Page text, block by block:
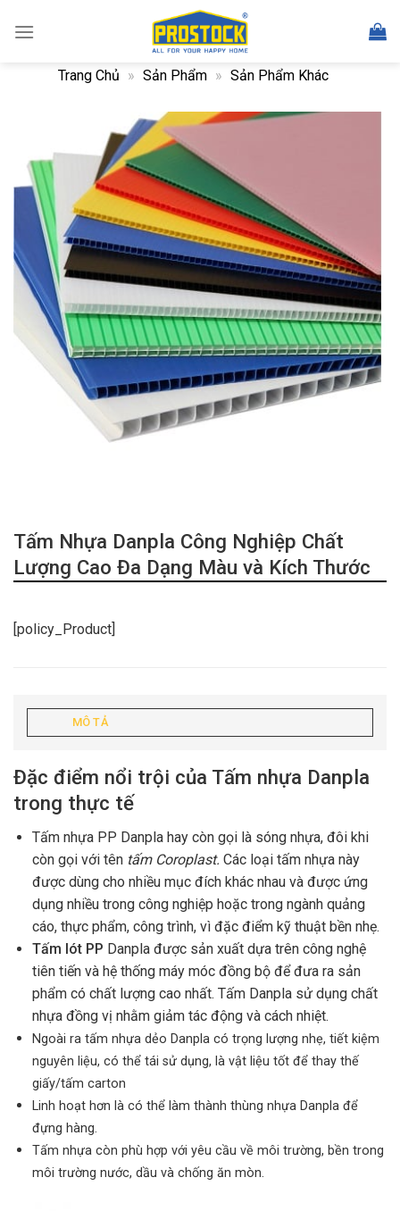
Trang Chủ » Sản Phẩm » Sản Phẩm Khác
Tấm Nhựa Danpla Công Nghiệp Chất
Lượng Cao Đa Dạng Màu và Kích Thước
[policy_Product]
MÔ TẢ
Đặc điểm nổi trội của Tấm nhựa Danpla
trong thực tế
Tấm nhựa PP Danpla hay còn gọi là sóng nhựa, đôi khi
còn gọi với tên tấm Coroplast. Các loại tấm nhựa này
được dùng cho nhiều mục đích khác nhau và được ứng
dụng nhiều trong công nghiệp hoặc trong ngành quảng
cáo, thực phẩm, công trình, vì đặc điểm kỹ thuật bền nhẹ.
Tấm lót PP Danpla được sản xuất dựa trên công nghệ
tiên tiến và hệ thống máy móc đồng bộ để đưa ra sản
phẩm có chất lượng cao nhất. Tấm Danpla sử dụng chất
nhựa đồng vị nhằm giảm tác động và cách nhiệt.
Ngoài ra tấm nhựa dẻo Danpla có trọng lượng nhẹ, tiết kiệm
nguyên liệu, có thể tái sử dụng, là vật liệu tốt để thay thế
giấy/tấm carton
Linh hoạt hơn là có thể làm thành thùng nhựa Danpla để
đựng hàng.
Tấm nhựa còn phù hợp với yêu cầu về môi trường, bền trong
môi trường nước, dầu và chống ăn mòn.